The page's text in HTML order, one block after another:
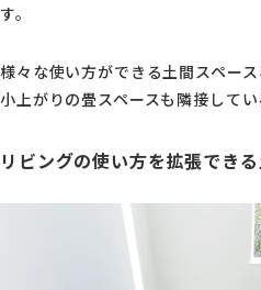
す。
様々な使い方ができる土間スペース
小上がりの畳スペースも隣接してい
リビングの使い方を拡張でき